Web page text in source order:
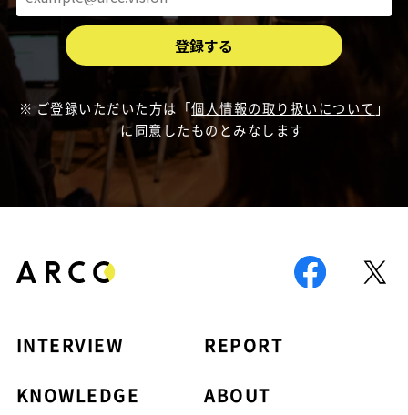
ご登録いただいた方は「個人情報の取り扱いについて 」
に同意したものとみなします
INTERVIEW
REPORT
KNOWLEDGE
ABOUT